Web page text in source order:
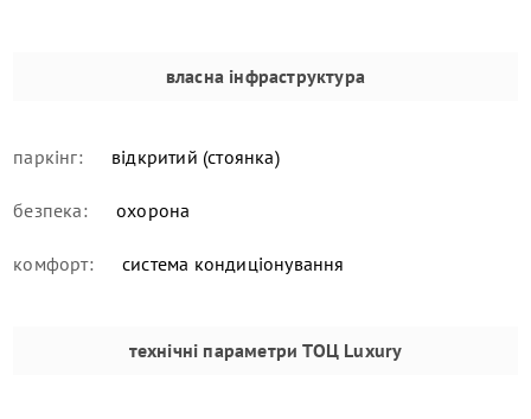
власна інфраструктура
паркінг: відкритий (стоянка)
безпека: охорона
комфорт: система кондиціонування
технічні параметри ТОЦ Luxury